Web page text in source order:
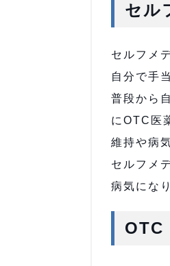
セル
セルフメ
自分で手
普段から
にOTC医
維持や病
セルフメ
病気にな
OTC